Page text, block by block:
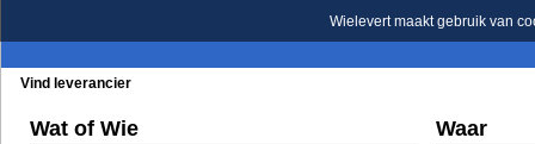
Wielevert maakt gebruik van
Vind leverancier
Wat of Wie Waar